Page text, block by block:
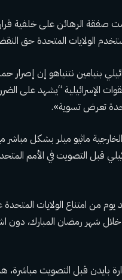
الرهائن على خلفية
الولايات المتحدة حق
بنيامين نتنياهو إن
الإسرائيلية “يشهد على
تعرض تسوية».
ماثيو ميلر بشكل مباشر
قبل التصويت في الأمم
يوم من امتناع الولايات
شهر رمضان المبارك، دون
بايدن قبل التصويت مباشرة،